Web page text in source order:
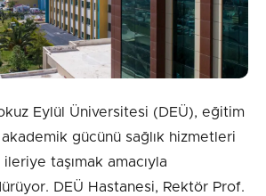
Eylül Üniversitesi (DEÜ), eğitim
gücünü sağlık hizmetleri
taşımak amacıyla
DEÜ Hastanesi, Rektör Prof.